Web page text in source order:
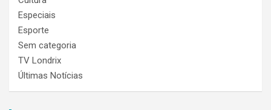
Especiais
Esporte
Sem categoria
TV Londrix
Últimas Notícias